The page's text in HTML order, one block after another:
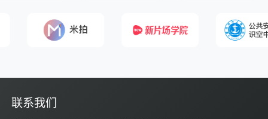
联系我们